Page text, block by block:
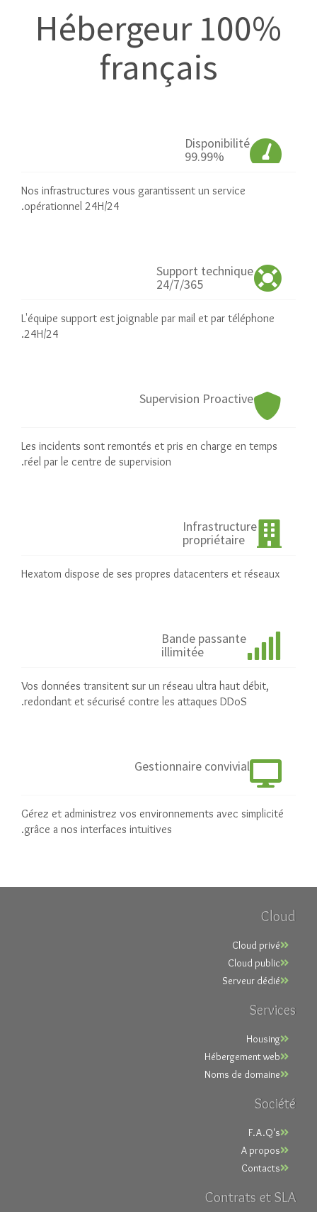
Hébergeur 100%
français
Disponibilité
99.99%
Nos infrastructures vous garantissent un service
opérationnel 24H/24.
Support technique
24/7/365
L'équipe support est joignable par mail et par téléphone
24H/24.
Supervision Proactive
Les incidents sont remontés et pris en charge en temps
réel par le centre de supervision.
Infrastructure
propriétaire
Hexatom dispose de ses propres datacenters et réseaux
Bande passante
illimitée
Vos données transitent sur un réseau ultra haut débit,
redondant et sécurisé contre les attaques DDoS.
Gestionnaire convivial
Gérez et administrez vos environnements avec simplicité
grâce a nos interfaces intuitives.
Cloud
Cloud privé
Cloud public
Serveur dédié
Services
Housing
Hébergement web
Noms de domaine
Société
F.A.Q's
A propos
Contacts
Contrats et SLA